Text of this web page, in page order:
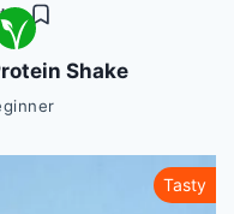
Shake
Tasty